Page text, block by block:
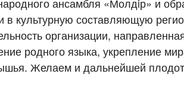
в культурную составляющую
организации,
родного языка, укрепление
Желаем и дальнейшей